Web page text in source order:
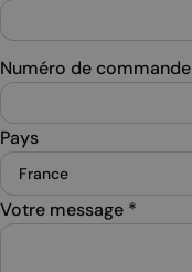
Numéro de commande
Pays
Votre message *